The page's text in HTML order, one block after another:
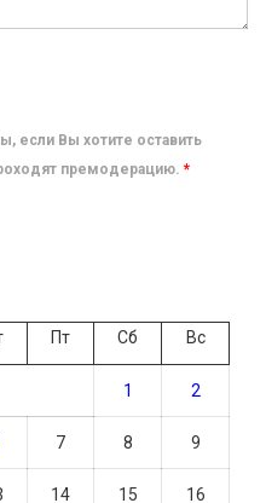
если Вы хотите оставить
премодерацию. *
Пт Сб Вс
1 2
7 8 9
14 15 16